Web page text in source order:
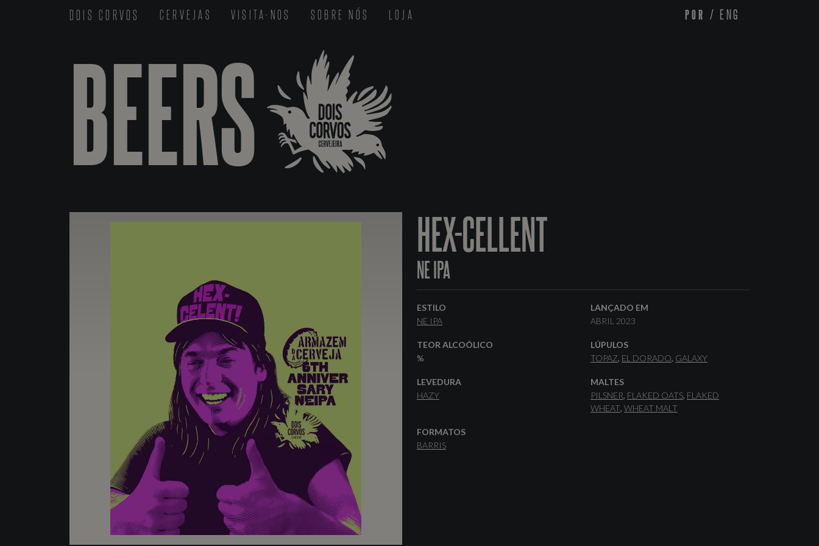
DOIS CORVOS CERVEJAS VISITA-NOS SOBRE NÓS LOJA POR / ENG
BEERS
HEX-CELLENT
NE IPA
ESTILO
NE IPA
LANÇADO EM
ABRIL 2023
TEOR ALCOÓLICO
%
LÚPULOS
TOPAZ EL DORADO GALAXY
LEVEDURA
HAZY
MALTES
PILSNER FLAKED OATS FLAKED
WHEAT WHEAT MALT
FORMATOS
BARRIS